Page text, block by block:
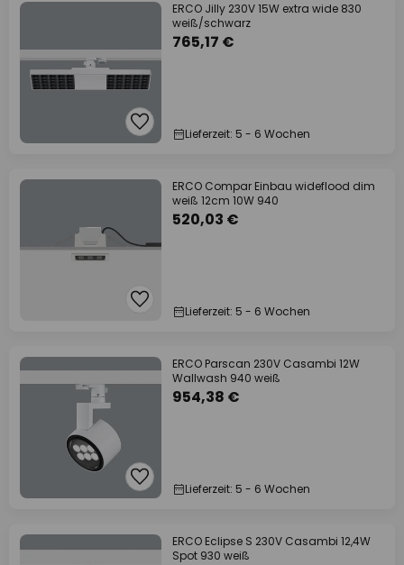
ERCO Jilly 230V 15W extra wide 830
weiß/schwarz
765,17 €
Lieferzeit: 5 - 6 Wochen
ERCO Compar Einbau wideflood dim
weiß 12cm 10W 940
520,03 €
Lieferzeit: 5 - 6 Wochen
ERCO Parscan 230V Casambi 12W
Wallwash 940 weiß
954,38 €
Lieferzeit: 5 - 6 Wochen
ERCO Eclipse S 230V Casambi 12,4W
Spot 930 weiß